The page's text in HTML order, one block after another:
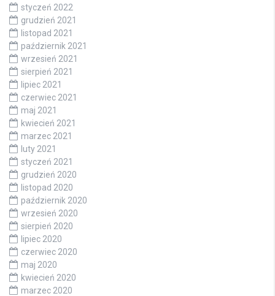
styczeń 2022
grudzień 2021
listopad 2021
październik 2021
wrzesień 2021
sierpień 2021
lipiec 2021
czerwiec 2021
maj 2021
kwiecień 2021
marzec 2021
luty 2021
styczeń 2021
grudzień 2020
listopad 2020
październik 2020
wrzesień 2020
sierpień 2020
lipiec 2020
czerwiec 2020
maj 2020
kwiecień 2020
marzec 2020